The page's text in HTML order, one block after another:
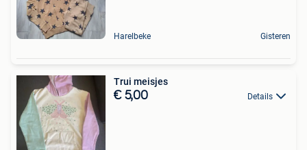
Harelbeke Gisteren
Trui meisjes
€ 5,00 Details